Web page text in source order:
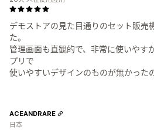
デモストアの見た目通りのセット販売
た。
管理画面も直観的で、非常に使いやす
プリで
使いやすいデザインのものが無かった
ACEANDRARE
日本